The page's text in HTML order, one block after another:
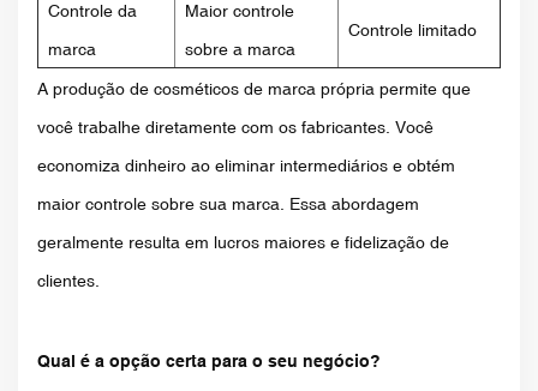
Controle da
marca
Maior controle
sobre a marca
Controle limitado
A produção de cosméticos de marca própria permite que
você trabalhe diretamente com os fabricantes. Você
economiza dinheiro ao eliminar intermediários e obtém
maior controle sobre sua marca. Essa abordagem
geralmente resulta em lucros maiores e fidelização de
clientes.
Qual é a opção certa para o seu negócio?